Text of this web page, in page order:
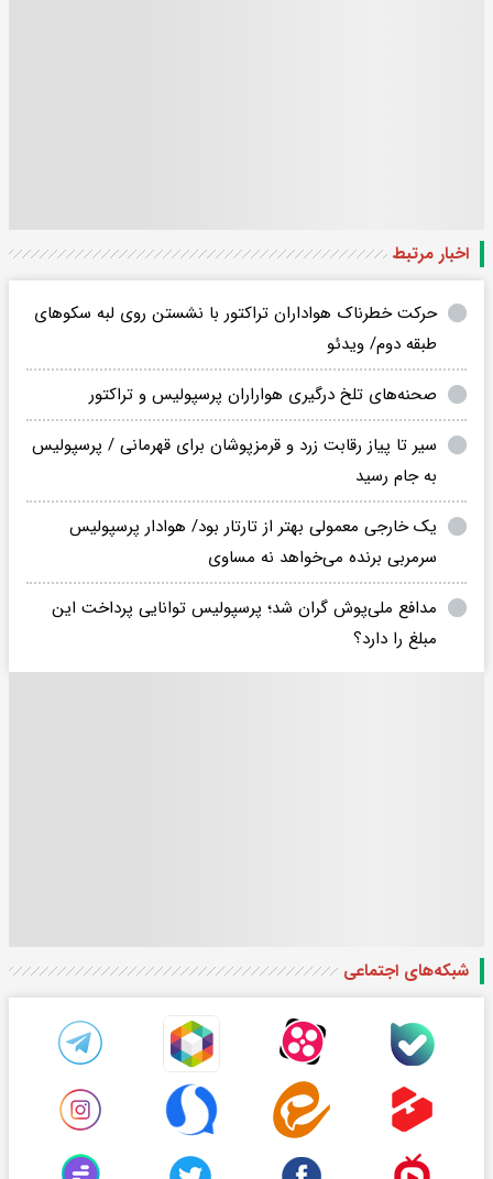
اخبار مرتبط
حرکت خطرناک هواداران تراکتور با نشستن روی لبه سکوهای
طبقه دوم/ ویدئو
صحنه‌های تلخ درگیری هواراران پرسپولیس و تراکتور
سیر تا پیاز رقابت زرد و قرمزپوشان برای قهرمانی / پرسپولیس
به جام رسید
یک خارجی معمولی بهتر از تارتار بود/ هوادار پرسپولیس
سرمربی برنده می‌خواهد نه مساوی
مدافع ملی‌پوش گران شد؛ پرسپولیس توانایی پرداخت این
مبلغ را دارد؟
شبکه‌های اجتماعی